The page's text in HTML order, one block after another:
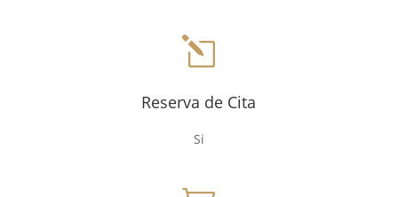
l
Reserva de Cita
Si